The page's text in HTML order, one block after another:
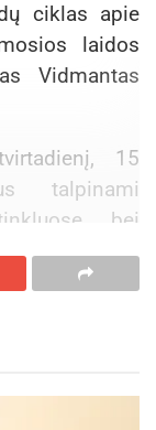
ciklas apie
laidos
Vidmantas
15
talpinami
bei
.
metų Europos